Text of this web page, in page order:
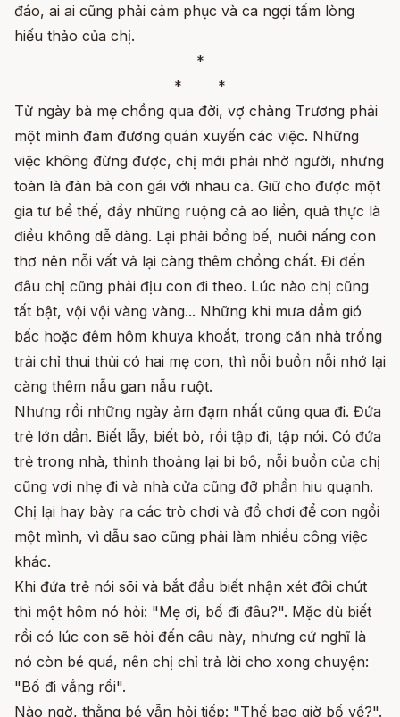
đáo, ai ai cũng phải cảm phục và ca ngợi tấm lòng
hiếu thảo của chị.
*
* *
Từ ngày bà mẹ chồng qua đời, vợ chàng Trương phải
một mình đảm đương quán xuyến các việc. Những
việc không đừng được, chị mới phải nhờ người, nhưng
toàn là đàn bà con gái với nhau cả. Giữ cho được một
gia tư bề thế, đầy những ruộng cả ao liền, quả thực là
điều không dễ dàng. Lại phải bồng bế, nuôi nấng con
thơ nên nỗi vất vả lại càng thêm chồng chất. Đi đến
đâu chị cũng phải địu con đi theo. Lúc nào chị cũng
tất bật, vội vội vàng vàng... Những khi mưa dầm gió
bấc hoặc đêm hôm khuya khoắt, trong căn nhà trống
trải chỉ thui thủi có hai mẹ con, thì nỗi buồn nỗi nhớ lại
càng thêm nẫu gan nẫu ruột.
Nhưng rồi những ngày ảm đạm nhất cũng qua đi. Đứa
trẻ lớn dần. Biết lẫy, biết bò, rồi tập đi, tập nói. Có đứa
trẻ trong nhà, thỉnh thoảng lại bi bô, nỗi buồn của chị
cũng vơi nhẹ đi và nhà cửa cũng đỡ phần hiu quạnh.
Chị lại hay bày ra các trò chơi và đồ chơi để con ngồi
một mình, vì dẫu sao cũng phải làm nhiều công việc
khác.
Khi đứa trẻ nói sõi và bắt đầu biết nhận xét đôi chút
thì một hôm nó hỏi: "Mẹ ơi, bố đi đâu?". Mặc dù biết
rồi có lúc con sẽ hỏi đến câu này, nhưng cứ nghĩ là
nó còn bé quá, nên chị chỉ trả lời cho xong chuyện:
"Bố đi vắng rồi".
Nào ngờ, thằng bé vẫn hỏi tiếp: "Thế bao giờ bố về?".